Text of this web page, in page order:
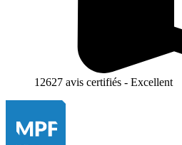
12627 avis certifiés - Excellent